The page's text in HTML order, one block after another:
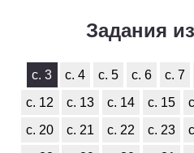
Задания
с. 3 с. 4 с. 5 с. 6 с. 7
с. 12
с. 13 с. 14 с. 15
с. 20
с. 21 с. 22 с. 23